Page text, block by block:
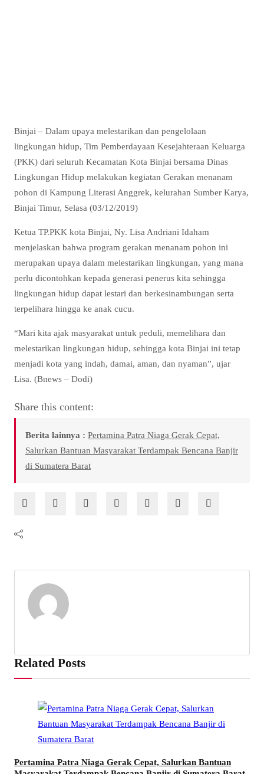
Binjai – Dalam upaya melestarikan dan pengelolaan
lingkungan hidup, Tim Pemberdayaan Kesejahteraan Keluarga
(PKK) dari seluruh Kecamatan Kota Binjai bersama Dinas
Lingkungan Hidup melakukan kegiatan Gerakan menanam
pohon di Kampung Literasi Anggrek, kelurahan Sumber Karya,
Binjai Timur, Selasa (03/12/2019)
Ketua TP.PKK kota Binjai, Ny. Lisa Andriani Idaham
menjelaskan bahwa program gerakan menanam pohon ini
merupakan upaya dalam melestarikan lingkungan, yang mana
perlu dicontohkan kepada generasi penerus kita sehingga
lingkungan hidup dapat lestari dan berkesinambungan serta
terpelihara hingga ke anak cucu.
“Mari kita ajak masyarakat untuk peduli, memelihara dan
melestarikan lingkungan hidup, sehingga kota Binjai ini tetap
menjadi kota yang indah, damai, aman, dan nyaman”, ujar
Lisa. (Bnews – Dodi)
Share this content:
Berita lainnya : Pertamina Patra Niaga Gerak Cepat,
Salurkan Bantuan Masyarakat Terdampak Bencana Banjir
di Sumatera Barat
Related Posts
Pertamina Patra Niaga Gerak Cepat, Salurkan Bantuan